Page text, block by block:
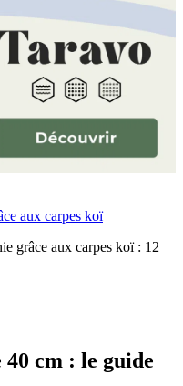
aux carpes koï
grâce aux carpes koï : 12
cm : le guide